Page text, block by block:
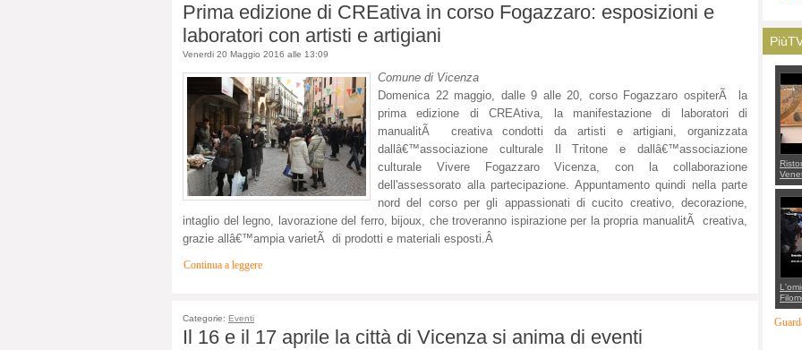
Prima edizione di CREativa in corso Fogazzaro: esposizioni e
laboratori con artisti e artigiani
Venerdi 20 Maggio 2016 alle 13:09
Comune di Vicenza
Domenica 22 maggio, dalle 9 alle 20, corso Fogazzaro ospiterÃ la
prima edizione di CREAtiva, la manifestazione di laboratori di
manualitÃ creativa condotti da artisti e artigiani, organizzata
dallâ€™associazione culturale Il Tritone e dallâ€™associazione
culturale Vivere Fogazzaro Vicenza, con la collaborazione
dell'assessorato alla partecipazione. Appuntamento quindi nella parte
nord del corso per gli appassionati di cucito creativo, decorazione,
intaglio del legno, lavorazione del ferro, bijoux, che troveranno ispirazione per la propria manualitÃ creativa,
grazie allâ€™ampia varietÃ di prodotti e materiali esposti.Â
Continua a leggere
Categorie: Eventi
Il 16 e il 17 aprile la città di Vicenza si anima di eventi
con